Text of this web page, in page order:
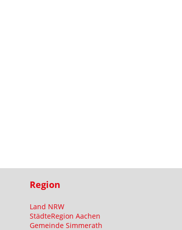
Region
Land NRW
StädteRegion Aachen
Gemeinde Simmerath